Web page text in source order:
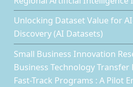
Unlocking Dataset Value for
Discovery (AI Datasets)
Small Business Innovation
Business Technology Transfer
Fast-Track Programs : A Pilot